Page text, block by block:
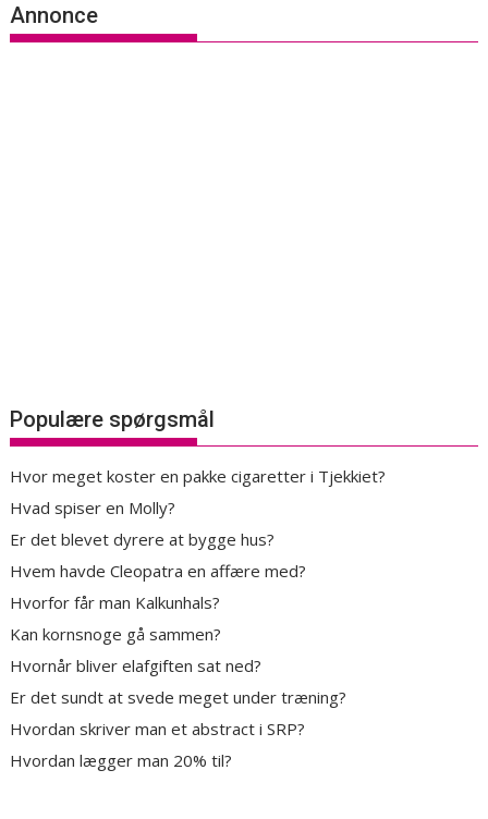
Annonce
Populære spørgsmål
Hvor meget koster en pakke cigaretter i Tjekkiet?
Hvad spiser en Molly?
Er det blevet dyrere at bygge hus?
Hvem havde Cleopatra en affære med?
Hvorfor får man Kalkunhals?
Kan kornsnoge gå sammen?
Hvornår bliver elafgiften sat ned?
Er det sundt at svede meget under træning?
Hvordan skriver man et abstract i SRP?
Hvordan lægger man 20% til?